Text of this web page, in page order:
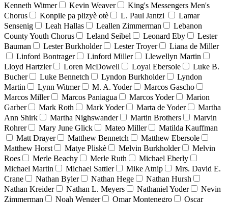
Kenneth Witmer
Kevin Weaver
King's Messengers Men's
Chorus
Konpile pa plizyè otè L. Paul Jantzi
Lamar
Sensenig
Leah Hallas Leallen Zimmerman
Lebanon
County Youth Chorus
Leland Seibel Leonard Eby
Lester
Bauman
Lester Burkholder Lester Troyer
Liana de Miller
Linford Bontrager
Linford Miller
Llewellyn Martin
Lloyd Hartzler
Loren McDowell Loyal Ebersole
Luke B.
Bucher
Luke Bennetch Lyndon Burkholder
Lyndon
Martin
Lynn Witmer M. A. Yoder
Marcos Gascho
Marcos Miller
Marcos Paniagua Marcos Yoder
Marion
Garber
Mark Roth Mark Yoder Marta de Yoder
Martha
Ann Shirk
Martha Nighswander Martin Brothers
Marvin
Rohrer
Mary June Glick Mateo Miller
Matilda Kauffman
Matt Drayer
Matthew Bennetch
Matthew Ebersole
Matthew Horst
Matye Pliskè Melvin Burkholder
Melvin
Roes
Merle Beachy Merle Ruth
Michael Eberly
Michael Martin
Michael Sattler Mike Atnip
Mrs. David E.
Crane
Nathan Byler Nathan Hege
Nathan Hursh
Nathan Kreider
Nathan L. Meyers Nathaniel Yoder
Nevin
Zimmerman
Noah Wenger Omar Montenegro Oscar